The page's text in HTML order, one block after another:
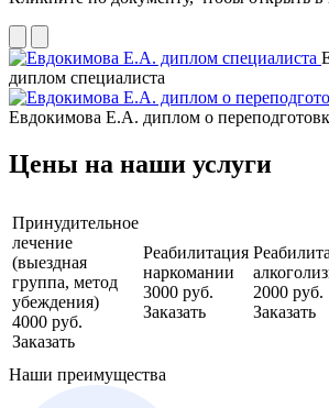
диплом специалиста
Евдокимова Е.А. диплом о
Цены на наши услуги
Принудительное
лечение
(выездная
группа, метод
убеждения)
4000 руб.
Заказать
Реабилитация
наркомании
3000 руб.
Заказать
2000 руб.
Заказать
Наши преимущества